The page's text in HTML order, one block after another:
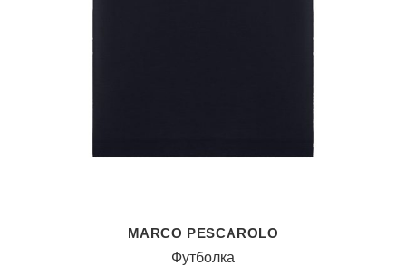
MARCO PESCAROLO
Футболка